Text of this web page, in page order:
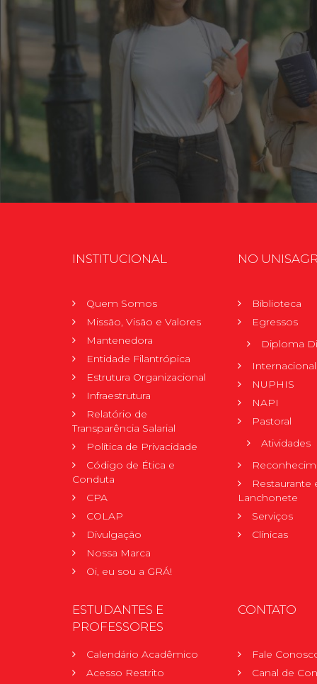
INSTITUCIONAL
Quem Somos
Missão, Visão e Valores
Mantenedora
Entidade Filantrópica
Estrutura Organizacional
Infraestrutura
Relatório de
Transparência Salarial
Política de Privacidade
Código de Ética e
Conduta
CPA
COLAP
Divulgação
Nossa Marca
Oi, eu sou a GRÁ!
NO
Biblioteca
Egressos
Diploma
Internacional
NUPHIS
NAPI
Pastoral
Atividades
Restaurante
Lanchonete
Serviços
Clínicas
ESTUDANTES E
PROFESSORES
Calendário Acadêmico
Acesso Restrito
CONTATO
Fale
Canal de